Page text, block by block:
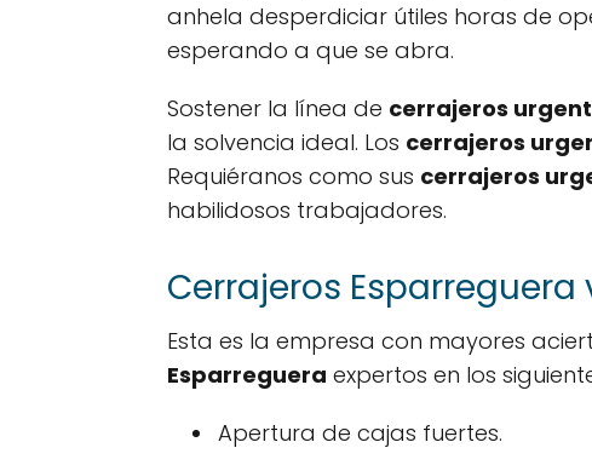
anhela desperdiciar útiles horas de
esperando a que se abra.
Sostener la línea de cerrajeros
la solvencia ideal. Los cerrajeros
Requiéranos como sus cerrajeros
habilidosos trabajadores.
Cerrajeros Esparreguera
Esta es la empresa con mayores
Esparreguera expertos en los
Apertura de cajas fuertes.